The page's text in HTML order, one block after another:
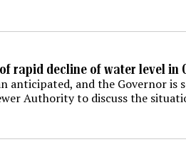
rapid decline of water level in
anticipated, and the Governor is
Authority to discuss the